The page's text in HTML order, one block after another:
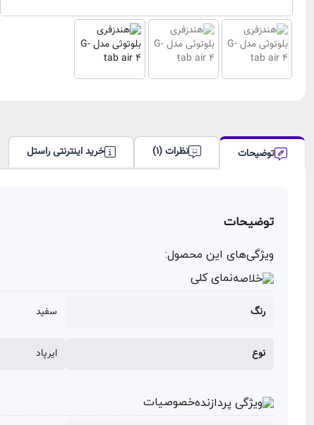
توضیحات نظرات (1) خرید اینترنتی راستل
توضیحات
ویژگی‌های این محصول:
نمای کلی
رنگ سفید
نوع ایرپاد
خصوصیات